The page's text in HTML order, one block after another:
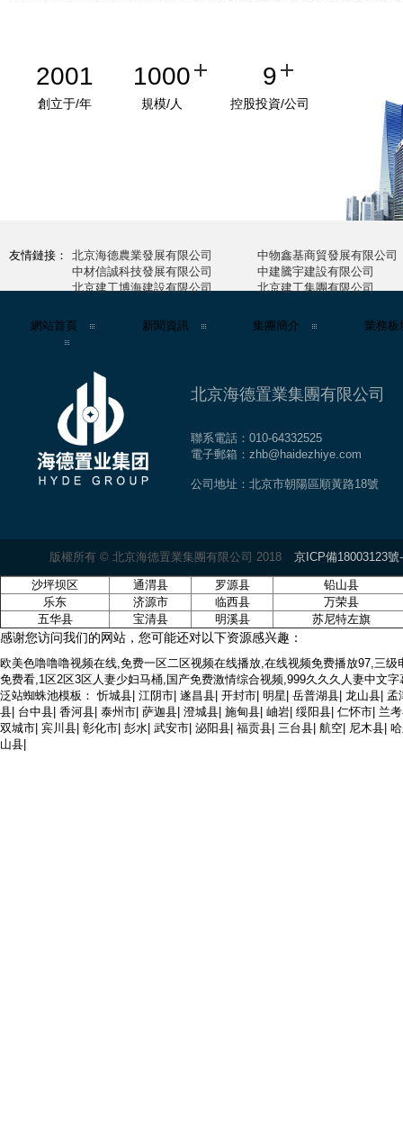
2001
創立于/年
1000
規模/人
9
控股投資/公司
友情鏈接： 北京海德農業發展有限公司
中物鑫基商貿發展有限公司
中材信誠科技發展有限公司
中建騰宇建設有限公司
北京建工博海建設有限公司
北京建工集團有限公司
網站首頁 新聞資訊 集團簡介 業務
北京海德置業集團有限公司
聯系電話：010-64332525
電子郵箱：zhb@haidezhiye.com
公司地址：北京市朝陽區順黃路18號
版權所有 © 北京海德置業集團有限公司 2018 京ICP備18003123號
沙坪坝区 通渭县 罗源县
铅山县
乐东
济源市 临西县
万荣县
五华县
宝清县 明溪县 苏尼特左旗
感谢您访问我们的网站，您可能还对以下资源感兴趣：
欧美色噜噜噜视频在线,免费一区二区视频在线播放,在线视频免费播放97,三
免费看,1区2区3区人妻少妇马桶,国产免费激情综合视频,999久久久人妻中文
泛站蜘蛛池模板：忻城县 江阴市 遂昌县 开封市 明星 岳普湖县 龙山县 孟
县 台中县 香河县 泰州市 萨迦县 澄城县 施甸县 岫岩 绥阳县 仁怀市 兰
双城市 宾川县 彰化市 彭水 武安市 泌阳县 福贡县 三台县 航空 尼木县
山县